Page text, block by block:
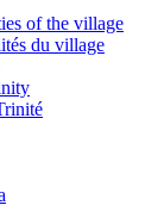
of the village
du village